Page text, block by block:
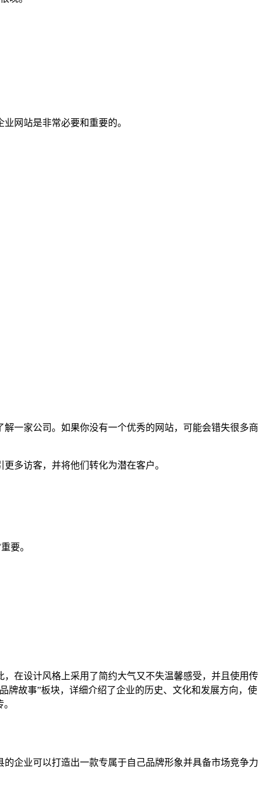
网站是非常必要和重要的。
一家公司。如果你没有一个优秀的网站，可能会错失很多商
多访客，并将他们转化为潜在客户。
要。
在设计风格上采用了简约大气又不失温馨感受，并且使用传
牌故事”板块，详细介绍了企业的历史、文化和发展方向，使
企业可以打造出一款专属于自己品牌形象并具备市场竞争力